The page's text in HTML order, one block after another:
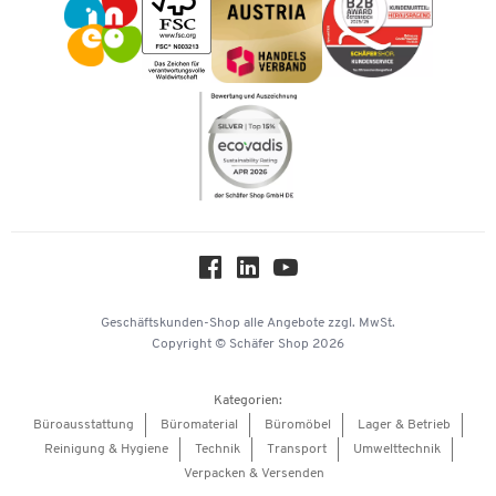
Karriere
Kataloge
Geschäftskunden-Shop alle Angebote zzgl. MwSt.
Copyright © Schäfer Shop 2026
Kategorien:
Büroausstattung
Büromaterial Büromöbel
Lager & Betrieb
Reinigung & Hygiene
Technik Transport
Umwelttechnik
Verpacken & Versenden